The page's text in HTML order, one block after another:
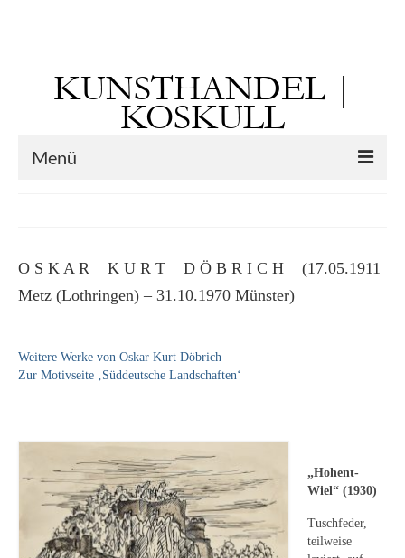
KUNSTHANDEL |
KOSKULL
Menü
Max Gaisser
George Paice
Johann Georg Strobel
Ludwig Martin Wilberg
O S K A R K U R T D Ö B R I C H (17.05.1911
Metz (Lothringen) – 31.10.1970 Münster)
Weitere Werke von Oskar Kurt Döbrich
Zur Motivseite ‚Süddeutsche Landschaften‘
„Hohent-
Wiel“ (1930)
Tuschfeder,
teilweise